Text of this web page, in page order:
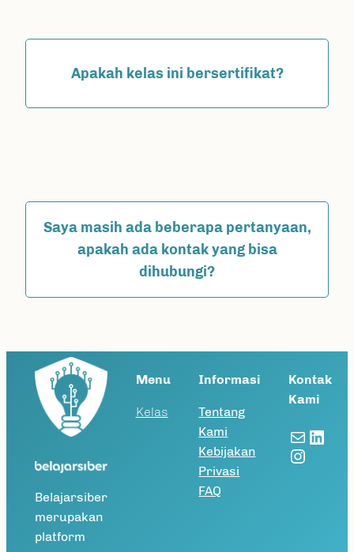
Apakah kelas ini bersertifikat?
Saya masih ada beberapa pertanyaan,
apakah ada kontak yang bisa
dihubungi?
Belajarsiber
merupakan
platform
Menu
Kelas
Informasi
Tentang
Kami
Kebijakan
Privasi
FAQ
Kontak
Kami
Mail